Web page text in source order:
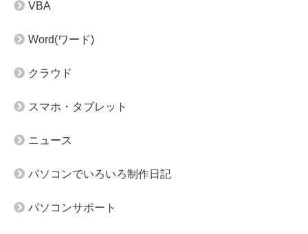
VBA
Word(ワード)
クラウド
スマホ・タブレット
ニュース
パソコンでいろいろ制作日記
パソコンサポート